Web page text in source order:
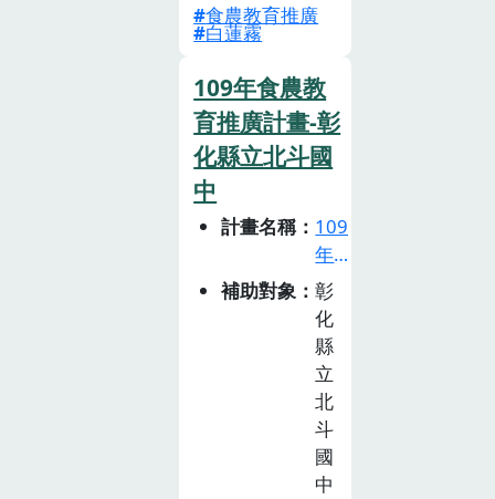
活動!共識、共
學、共創，所謂
具有創意的食農
教材與 教學，
不僅僅是產出教
材，更希望讓參
與這個食農教育
活動中的孩 子
們，可以從我們
設計的活動中去
珍惜食物、製
作、創造，動手
作 出屬於自己
的在地食農文創
商品，共創綠色
文創食農教育活
動，讓 孩子們
食農教育推廣
白蓮霧
109年食農教
育推廣計畫-彰
化縣立北斗國
中
計畫名稱
109
年
食
農
教
育
推
廣
計
畫
補助對象
彰
化
縣
立
北
斗
國
中